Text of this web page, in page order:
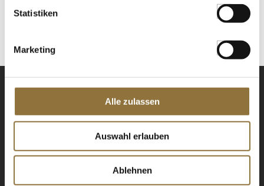
Statistiken
Marketing
Alle zulassen
Auswahl erlauben
Ablehnen
St.
NEWSLETTER
Registrieren Sie sich für